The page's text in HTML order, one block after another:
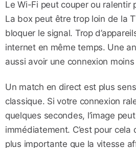
Le Wi-Fi peut couper ou ralentir
La box peut être trop loin de la
bloquer le signal. Trop
internet en même temps. Une
aussi avoir une connexion
Un match en direct est plus
classique. Si votre connexion
quelques secondes, l’image
immédiatement. C’est pour
plus importante que la vitesse